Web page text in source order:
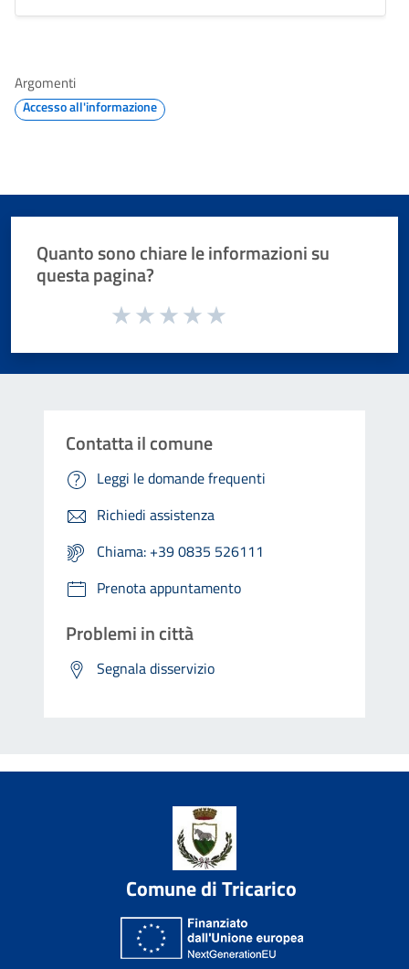
Argomenti
Accesso all'informazione
Quanto sono chiare le informazioni su
questa pagina?
Valuta da 1 a 5 stelle la pagina
Contatta il comune
Leggi le domande frequenti
Richiedi assistenza
Chiama: +39 0835 526111
Prenota appuntamento
Problemi in città
Segnala disservizio
Comune di Tricarico